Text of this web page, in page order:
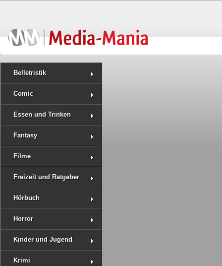
Belletristik
Comic
Essen und Trinken
Fantasy
Filme
Freizeit und Ratgeber
Hörbuch
Horror
Kinder und Jugend
Krimi